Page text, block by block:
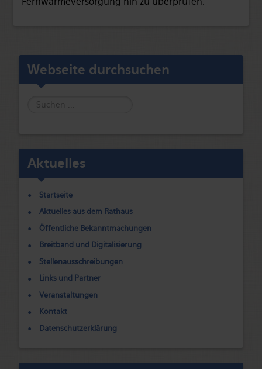
Webseite durchsuchen
Suche
Aktuelles
Startseite
Aktuelles aus dem Rathaus
Öffentliche Bekanntmachungen
Breitband und Digitalisierung
Stellenausschreibungen
Links und Partner
Veranstaltungen
Kontakt
Datenschutzerklärung